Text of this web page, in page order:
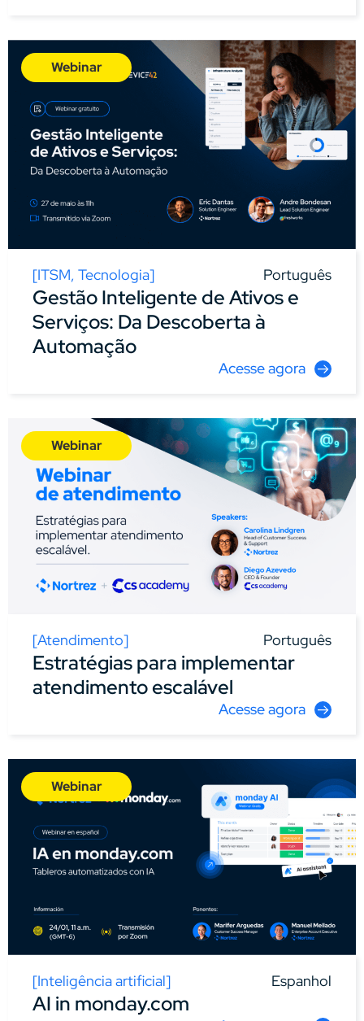
Webinar
[ITSM, Tecnologia] Português
Gestão Inteligente de Ativos e
Serviços: Da Descoberta à
Automação
Acesse agora
Webinar
[Atendimento] Português
Estratégias para implementar
atendimento escalável
Acesse agora
Webinar
[Inteligência artificial] Espanhol
AI in monday.com